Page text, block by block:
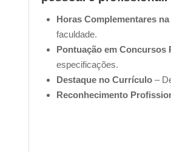
Para obter o seu certificado, é
superior a 6.0 na avaliação
certificado.
O valor do investimento para
crédito ouPIX.
Assim que o pagamento for
escolhido), você receberá a
Horas Complementares
faculdade.
Pontuação em Concursos
especificações.
Destaque no Currículo –
Reconhecimento